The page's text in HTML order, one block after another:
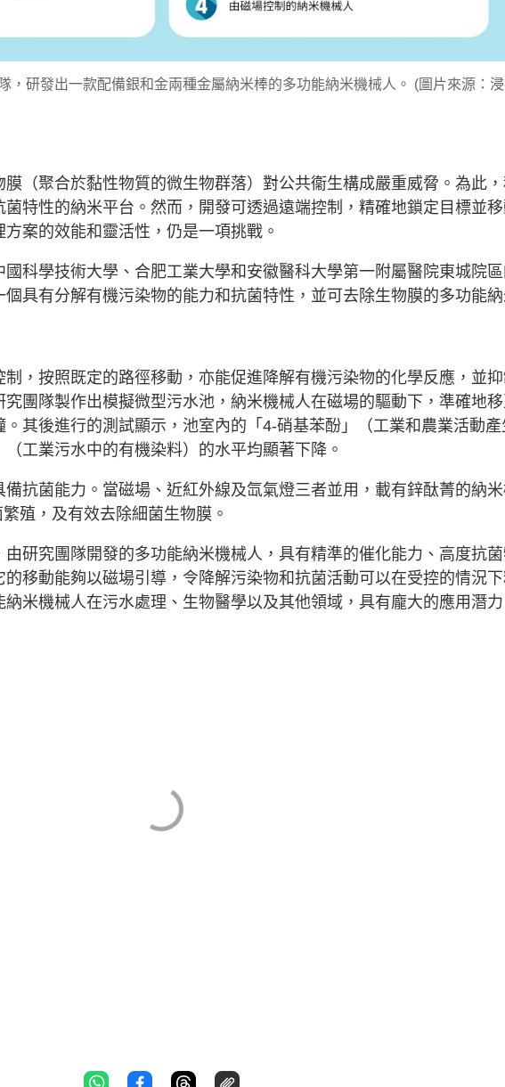
，研發出一款配備銀和金兩種金屬納米棒的多功能納米機械人。 (圖片來源：
（聚合於黏性物質的微生物群落）對公共衞生構成嚴重威脅。為此
特性的納米平台。然而，開發可透過遠端控制，精確地鎖定目標並
案的效能和靈活性，仍是一項挑戰。
科學技術大學、合肥工業大學和安徽醫科大學第一附屬醫院東城院
具有分解有機污染物的能力和抗菌特性，並可去除生物膜的多功能
，按照既定的路徑移動，亦能促進降解有機污染物的化學反應，並抑
團隊製作出模擬微型污水池，納米機械人在磁場的驅動下，準確地
其後進行的測試顯示，池室內的「4-硝基苯酚」（工業和農業活動產
工業污水中的有機染料）的水平均顯著下降。
抗菌能力。當磁場、近紅外線及氙氣燈三者並用，載有鋅酞菁的納
殖，及有效去除細菌生物膜。
研究團隊開發的多功能納米機械人，具有精準的催化能力、高度抗
移動能夠以磁場引導，令降解污染物和抗菌活動可以在受控的情況
米機械人在污水處理、生物醫學以及其他領域，具有龐大的應用潛力